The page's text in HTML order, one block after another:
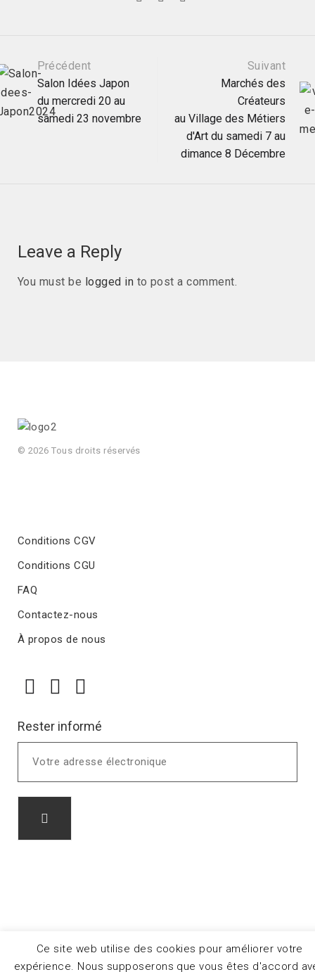
Précédent
Salon Idées Japon
du mercredi 20 au
samedi 23 novembre
Suivant
Marchés des
Créateurs
au Village des Métiers
d'Art du samedi 7 au
dimance 8 Décembre
Leave a Reply
You must be logged in to post a comment.
© 2026 Tous droits réservés
Conditions CGV
Conditions CGU
FAQ
Contactez-nous
À propos de nous
Rester informé
Ce site web utilise des cookies pour améliorer votre
expérience. Nous supposerons que vous êtes d'accord